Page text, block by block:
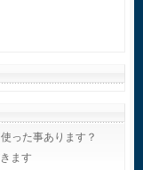
った事あります？
ます